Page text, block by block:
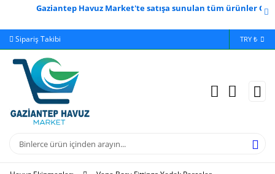
Gaziantep Havuz Market'te satışa sunulan tüm ürünler
Sipariş Takibi TRY ₺